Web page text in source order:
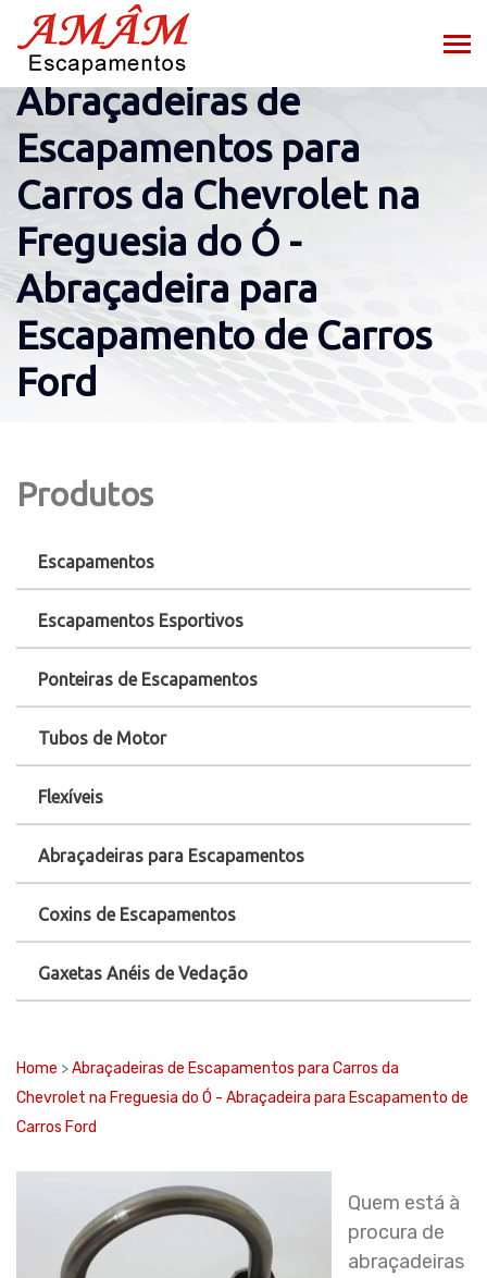
Abraçadeiras de
Escapamentos para
Carros da Chevrolet na
Freguesia do Ó -
Abraçadeira para
Escapamento de Carros
Ford
Produtos
Escapamentos
Escapamentos Esportivos
Ponteiras de Escapamentos
Tubos de Motor
Flexíveis
Abraçadeiras para Escapamentos
Coxins de Escapamentos
Gaxetas Anéis de Vedação
Home >Abraçadeiras de Escapamentos para Carros da
Chevrolet na Freguesia do Ó - Abraçadeira para Escapamento de
Carros Ford
Quem está à
procura de
abraçadeiras